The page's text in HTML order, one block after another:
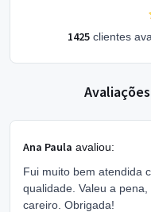
1425 clientes
Ana Paula avaliou:
Fui muito bem atendida
qualidade. Valeu a
careiro. Obrigada!